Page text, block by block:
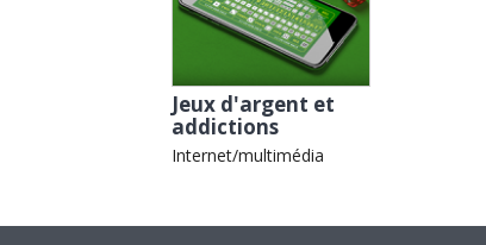
Jeux d'argent et
addictions
Internet/multimédia